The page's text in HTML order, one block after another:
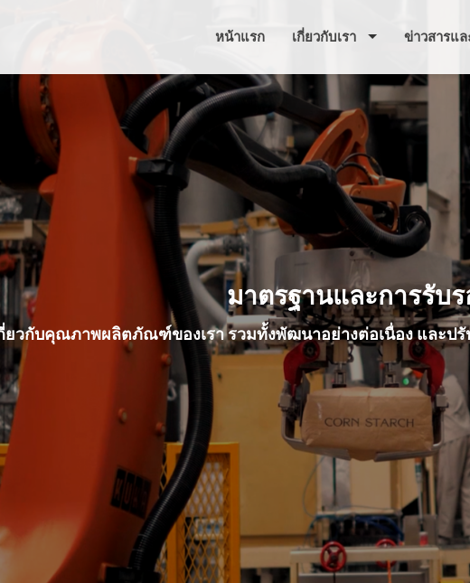
หน้าแรก เกี่ยวกับเรา ข่าวสารแ
มาตรฐานและการรับร
ยวกับคุณภาพผลิตภัณฑ์ของเรา รวมทั้งพัฒนาอย่างต่อเนื่อง และ